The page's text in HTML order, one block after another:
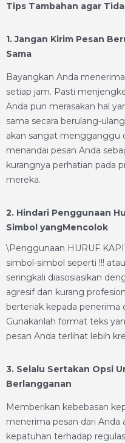
Tips Tambahan agar
1. Jangan Kirim Pesan
Sama
Bayangkan Anda
setiap jam. Pasti
Anda pun merasakan hal
sama secara berulang-
akan sangat mengganggu
menandai pesan Anda
kurangnya perhatian pada
mereka.
2. Hindari Penggunaan
Simbol yangMencolok
\Penggunaan HURUF
simbol-simbol seperti !!!
seringkali diasosiasikan
agresif dan kurang
berteriak kepada penerima
Gunakanlah format teks
pesan Anda terlihat lebih
3. Selalu Sertakan Opsi
Berlangganan
Memberikan kebebasan
menerima pesan dari Anda
kepatuhan terhadap